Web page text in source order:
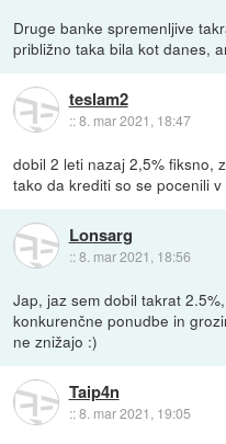
Druge banke spremenljive
približno taka bila kot danes,
teslam2
::8. mar 2021, 18:47
dobil 2 leti nazaj 2,5% fiksno,
tako da krediti so se pocenili
Lonsarg
::8. mar 2021, 18:56
Jap, jaz sem dobil takrat
konkurenčne ponudbe in
ne znižajo :)
Taip4n
::8. mar 2021, 19:05